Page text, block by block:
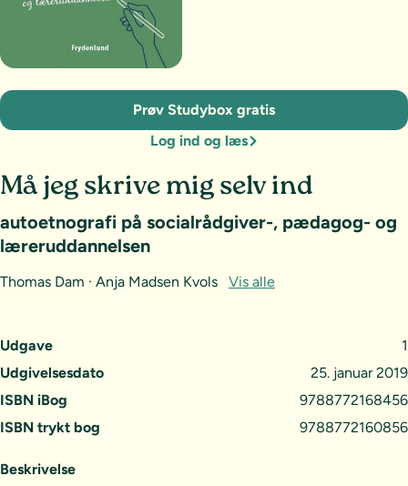
Udgave
1
Udgivelsesdato
25. januar 2019
ISBN iBog
9788772168456
ISBN trykt bog
9788772160856
Må jeg skrive mig selv ind
autoetnografi på socialrådgiver-, pædagog- og
læreruddannelsen
Thomas Dam · Anja Madsen Kvols Vis alle
Prøv Studybox gratis
Log ind og læs
Beskrivelse